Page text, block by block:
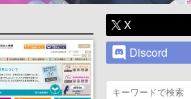
X
Discord